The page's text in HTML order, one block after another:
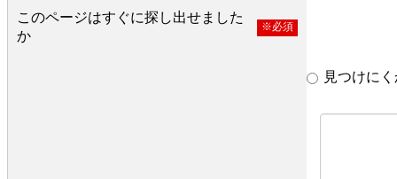
このページはすぐに探し出せました
か
※必須
見つけに